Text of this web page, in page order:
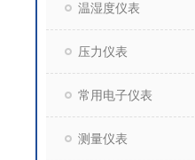
温湿度仪表
压力仪表
常用电子仪表
测量仪表